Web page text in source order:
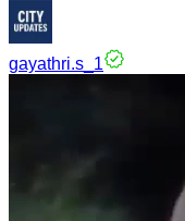
gayathri.s_1